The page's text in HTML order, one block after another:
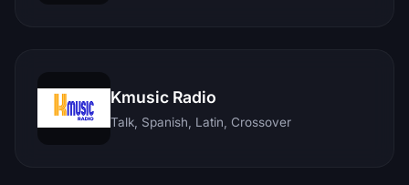
Kmusic Radio
Talk, Spanish, Latin, Crossover